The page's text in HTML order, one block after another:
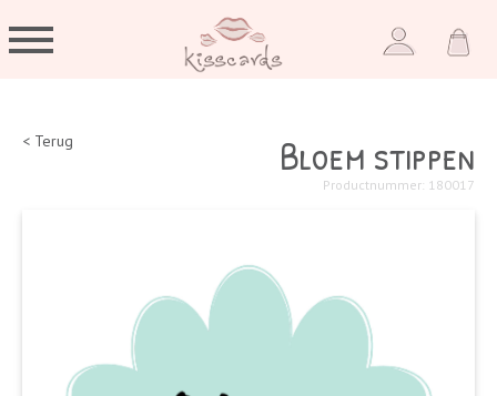
< Terug Bloem stippen
Productnummer: 180017